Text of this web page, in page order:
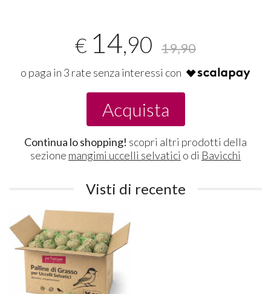
€ 14,90 19,90
o paga in 3 rate senza interessi con
Acquista
Continua lo shopping! scopri altri prodotti della
sezione mangimi uccelli selvatici o di Bavicchi
Visti di recente